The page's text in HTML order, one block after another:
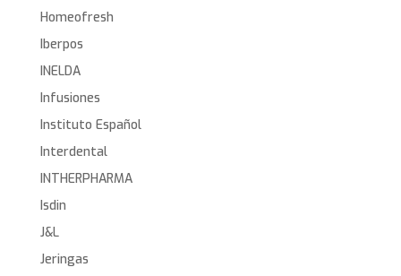
Homeofresh
Iberpos
INELDA
Infusiones
Instituto Español
Interdental
INTHERPHARMA
Isdin
J&L
Jeringas